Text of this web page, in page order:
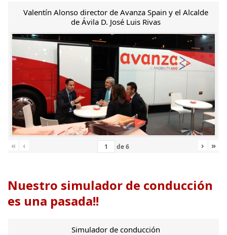
Valentín Alonso director de Avanza Spain y el Alcalde
de Ávila D. José Luis Rivas
« ‹ de6 › »
Nuestro simulador de conducción
es una pasada!!
Simulador de conducción